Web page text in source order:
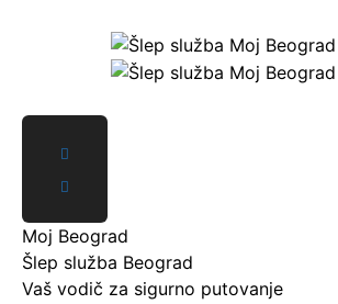
Moj Beograd
Šlep služba Beograd
Vaš vodič za sigurno putovanje